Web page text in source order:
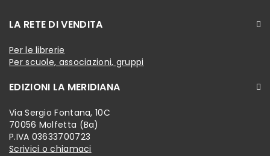
LA RETE DI VENDITA
Per le librerie
Per scuole, associazioni, gruppi
EDIZIONI LA MERIDIANA
Via Sergio Fontana, 10C
70056 Molfetta (Ba)
P.IVA 03633700723
Scrivici o chiamaci